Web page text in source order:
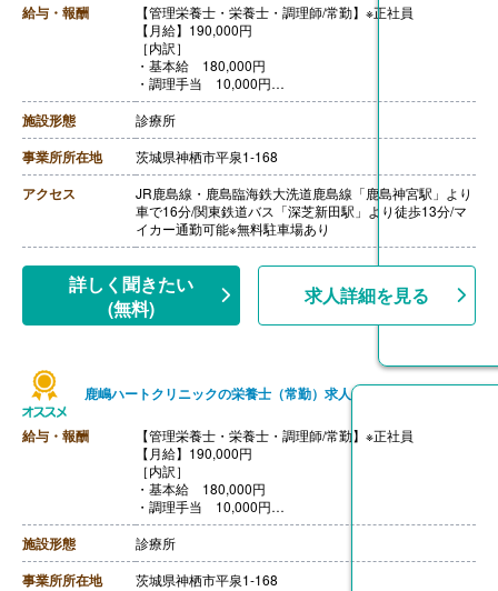
給与・報酬
【管理栄養士・栄養士・調理師/常勤】※正社員
【月給】190,000円
［内訳］
・基本給 180,000円
・調理手当 10,000円
【賞与】年2回（計2.50ヶ月分）※前年度実績
【通勤手当】あり（上限20,000円/月）
【昇給】あり（1月あたり2.00％）※前年度実績
【退職金】なし
施設形態 診療所
事業所所在地 茨城県神栖市平泉1-168
アクセス
JR鹿島線・鹿島臨海鉄大洗道鹿島線「鹿島神宮駅」より
車で16分/関東鉄道バス「深芝新田駅」より徒歩13分/マ
イカー通勤可能※無料駐車場あり
詳しく聞きたい
(無料)
求人詳細を見る
鹿嶋ハートクリニックの栄養士（常勤）求人
給与・報酬
【管理栄養士・栄養士・調理師/常勤】※正社員
【月給】190,000円
［内訳］
・基本給 180,000円
・調理手当 10,000円
【賞与】年2回（計2.50ヶ月分）※前年度実績
【通勤手当】あり（上限20,000円/月）
【昇給】あり（1月あたり2.00％）※前年度実績
【退職金】なし
施設形態 診療所
事業所所在地 茨城県神栖市平泉1-168